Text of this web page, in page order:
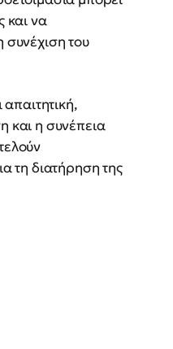
και να
του
και η συνέπεια
τη διατήρηση της